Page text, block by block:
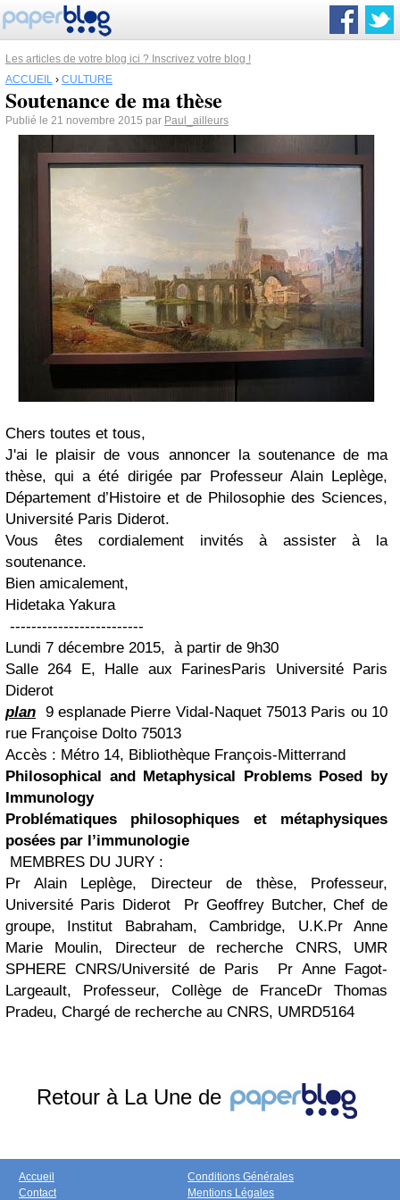
Les articles de votre blog ici ? Inscrivez votre blog !
ACCUEIL › CULTURE
Soutenance de ma thèse
Publié le 21 novembre 2015 par Paul_ailleurs
Chers toutes et tous,
J'ai le plaisir de vous annoncer la soutenance de ma
thèse, qui a été dirigée par Professeur Alain Leplège,
Département d’Histoire et de Philosophie des Sciences,
Université Paris Diderot.
Vous êtes cordialement invités à assister à la
soutenance.
Bien amicalement,
Hidetaka Yakura
-------------------------
Lundi 7 décembre 2015, à partir de 9h30
Salle 264 E, Halle aux FarinesParis Université Paris
Diderot
plan 9 esplanade Pierre Vidal-Naquet 75013 Paris ou 10
rue Françoise Dolto 75013
Accès : Métro 14, Bibliothèque François-Mitterrand
Philosophical and Metaphysical Problems Posed by
Immunology
Problématiques philosophiques et métaphysiques
posées par l’immunologie
MEMBRES DU JURY :
Pr Alain Leplège, Directeur de thèse, Professeur,
Université Paris Diderot Pr Geoffrey Butcher, Chef de
groupe, Institut Babraham, Cambridge, U.K.Pr Anne
Marie Moulin, Directeur de recherche CNRS, UMR
SPHERE CNRS/Université de Paris Pr Anne Fagot-
Largeault, Professeur, Collège de FranceDr Thomas
Pradeu, Chargé de recherche au CNRS, UMRD5164
Retour à La Une de
Accueil
Contact
Conditions Générales
Mentions Légales